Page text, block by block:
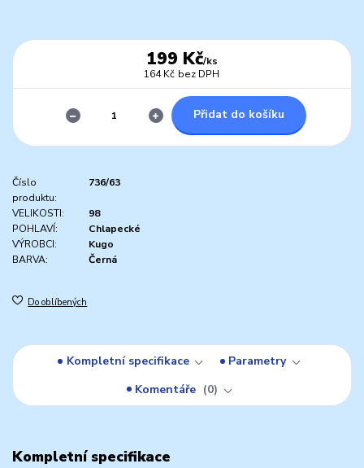
199 Kč/ks
164 Kč bez DPH
Přidat do košíku
Číslo
produktu:
736/63
VELIKOSTI:
98
POHLAVÍ:
Chlapecké
VÝROBCI:
Kugo
BARVA:
Černá
Do oblíbených
Kompletní specifikace
Parametry
Komentáře
0
Kompletní specifikace